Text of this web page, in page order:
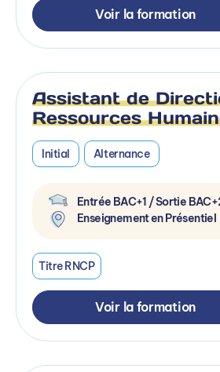
Voir la formation
Assistant de
Ressources
Initial Alternance
Entrée BAC+1 / Sortie
Enseignement en Présentiel
Titre RNCP
Voir la formation